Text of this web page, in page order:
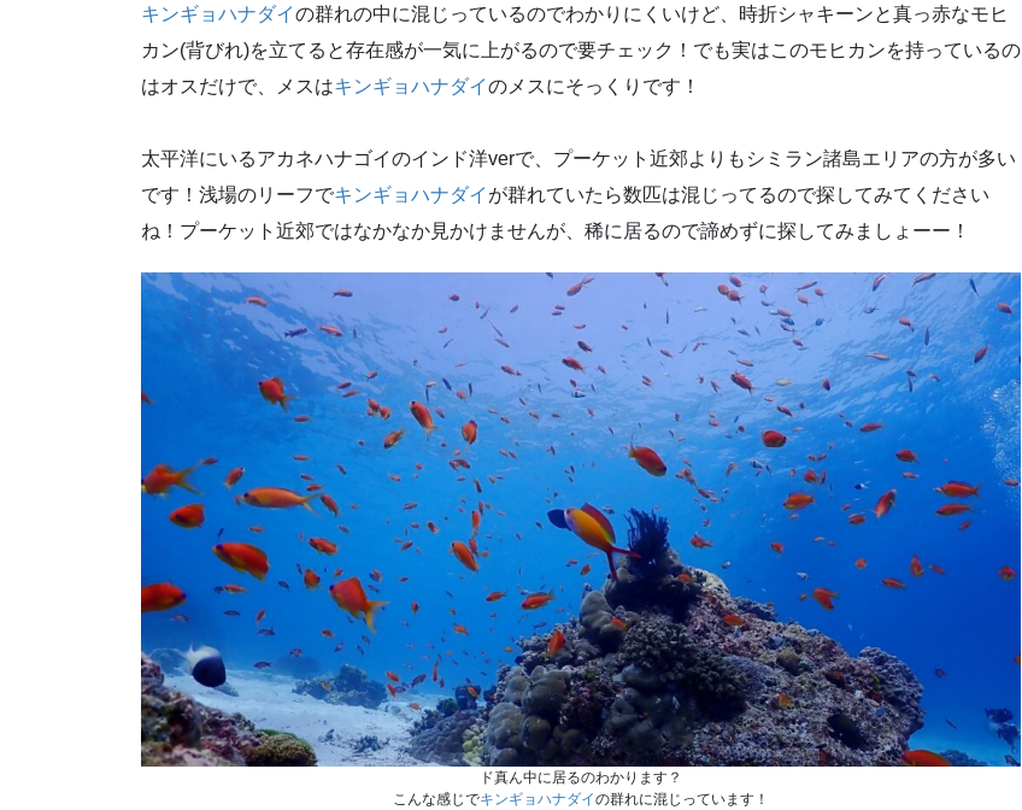
キンギョハナダイの群れの中に混じっているのでわかりにくいけど、時折シャキーンと真っ赤なモヒ
カン(背びれ)を立てると存在感が一気に上がるので要チェック！でも実はこのモヒカンを持っているの
はオスだけで、メスはキンギョハナダイのメスにそっくりです！
太平洋にいるアカネハナゴイのインド洋verで、プーケット近郊よりもシミラン諸島エリアの方が多い
です！浅場のリーフでキンギョハナダイ が群れていたら数匹は混じってるので探してみてください
ね！プーケット近郊ではなかなか見かけませんが、稀に居るので諦めずに探してみましょーー！
ド真ん中に居るのわかります？
こんな感じでキンギョハナダイの群れに混じっています！